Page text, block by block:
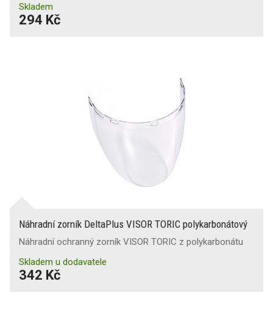
Skladem
294 Kč
Náhradní zorník DeltaPlus VISOR TORIC polykarbonátový
Náhradní ochranný zorník VISOR TORIC z polykarbonátu
Skladem u dodavatele
342 Kč